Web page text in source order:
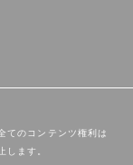
てのコンテンツ権利は
ます。